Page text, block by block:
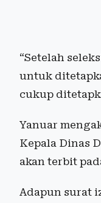
“Setelah
untuk
cukup
Yanuar
Kepala Dinas
akan terbit
Adapun surat